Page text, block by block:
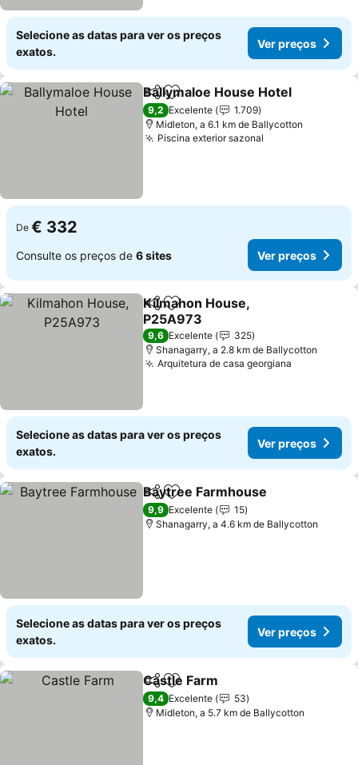
Selecione as datas para ver os preços
exatos.
Ver preços
PartilharAdicionar aos favoritos
Ballymaloe House Hotel
9,2 Excelente
1.709
Midleton, a 6.1 km de Ballycotton
Piscina exterior sazonal
De € 332
Consulte os preços de 6 sites Ver preços
PartilharAdicionar aos favoritos
Kilmahon House,
P25A973
Ver preços
9,6 Excelente
325
Shanagarry, a 2.8 km de Ballycotton
Arquitetura de casa georgiana
Selecione as datas para ver os preços
exatos.
Ver preços
PartilharAdicionar aos favoritos
Baytree Farmhouse
9,9 Excelente
15
Shanagarry, a 4.6 km de Ballycotton
Selecione as datas para ver os preços
exatos.
Ver preços
PartilharAdicionar aos favoritos
Castle Farm
9,4 Excelente
53
Midleton, a 5.7 km de Ballycotton